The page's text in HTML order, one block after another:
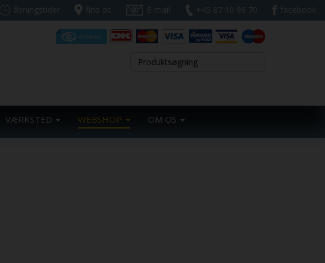
åbningstider find os E-mail +45 87 10 98 70 facebook
VÆRKSTED WEBSHOP OM OS